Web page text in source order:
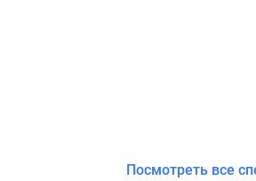
Посмотреть все